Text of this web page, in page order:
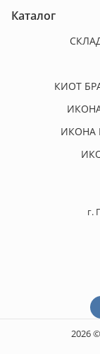
Каталог
КИОТ
ИКОНА
г.
2026